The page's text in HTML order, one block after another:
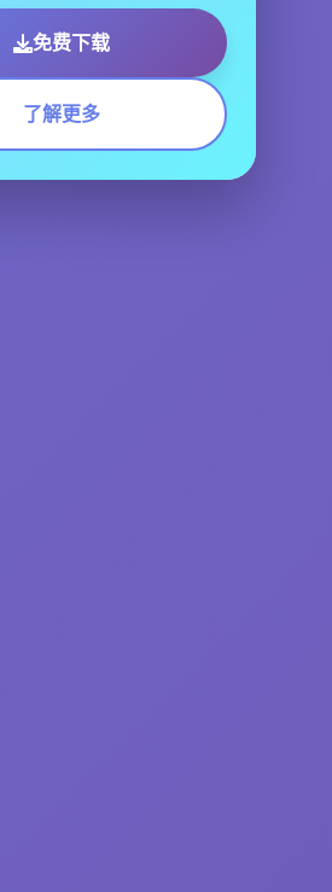
免费下载
了解更多